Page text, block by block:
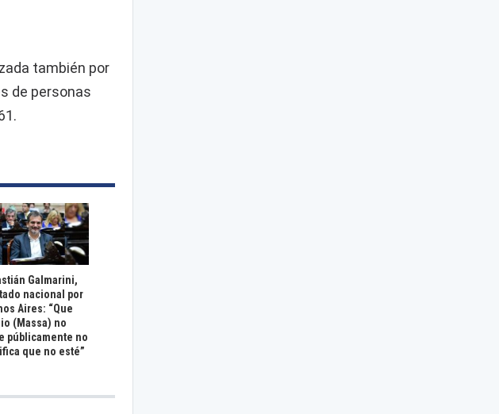
también por
de personas
Galmarini,
nacional por
Aires: “Que
(Massa) no
públicamente no
que no esté”